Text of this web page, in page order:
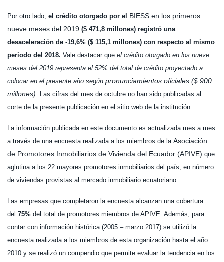
Por otro lado, el crédito otorgado por el BIESS en los primeros
nueve meses del 2019 ($ 471,8 millones) registró una
desaceleración de -19,6% ($ 115,1 millones) con respecto al mismo
periodo del 2018. Vale destacar que el crédito otorgado en los nueve
meses del 2019 representa el 52% del total de crédito proyectado a
colocar en el presente año según pronunciamientos oficiales ($ 900
millones). Las cifras del mes de octubre no han sido publicadas al
corte de la presente publicación en el sitio web de la institución.
La información publicada en este documento es actualizada mes a mes
a través de una encuesta realizada a los miembros de la Asociación
de Promotores Inmobiliarios de Vivienda del Ecuador (APIVE) que
aglutina a los 22 mayores promotores inmobiliarios del país, en número
de viviendas provistas al mercado inmobiliario ecuatoriano.
Las empresas que completaron la encuesta alcanzan una cobertura
del 75% del total de promotores miembros de APIVE. Además, para
contar con información histórica (2005 – marzo 2017) se utilizó la
encuesta realizada a los miembros de esta organización hasta el año
2010 y se realizó un compendio que permite evaluar la tendencia en los